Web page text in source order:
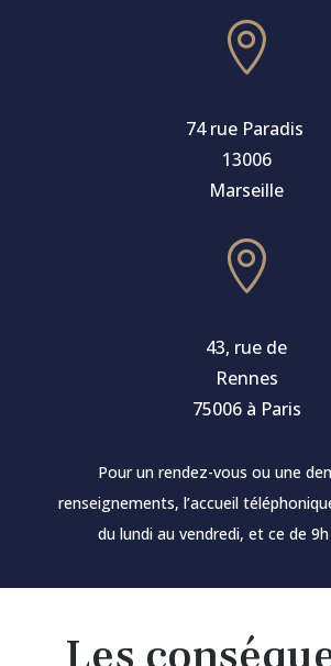

74 rue Paradis
13006
Marseille

43, rue de
Rennes
75006 à Paris
Pour un rendez-vous ou une
renseignements, l’accueil
du lundi au vendredi, et ce de